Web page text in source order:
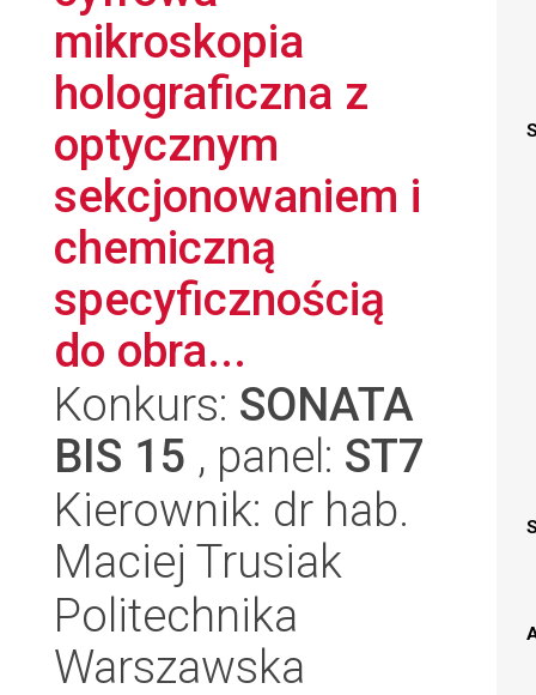
mikroskopia
holograficzna z
optycznym
sekcjonowaniem i
chemiczną
specyficznością
do obra...
Konkurs: SONATA
BIS 15 , panel: ST7
Kierownik: dr hab.
Maciej Trusiak
Politechnika
Warszawska